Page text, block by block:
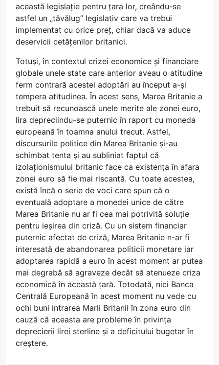
această legislație pentru țara lor, creându-se
astfel un „tăvălug” legislativ care va trebui
implementat cu orice preț, chiar dacă va aduce
deservicii cetățenilor britanici.
Totuși, în contextul crizei economice și financiare
globale unele state care anterior aveau o atitudine
ferm contrară acestei adoptări au început a-și
tempera atitudinea. În acest sens, Marea Britanie a
trebuit să recunoască unele merite ale zonei euro,
lira depreciindu-se puternic în raport cu moneda
europeană în toamna anului trecut. Astfel,
discursurile politice din Marea Britanie și-au
schimbat tenta și au subliniat faptul că
izolaționismului britanic face ca existența în afara
zonei euro să fie mai riscantă. Cu toate acestea,
există încă o serie de voci care spun că o
eventuală adoptare a monedei unice de către
Marea Britanie nu ar fi cea mai potrivită soluție
pentru ieșirea din criză. Cu un sistem financiar
puternic afectat de criză, Marea Britanie n-ar fi
interesată de abandonarea politicii monetare iar
adoptarea rapidă a euro în acest moment ar putea
mai degrabă să agraveze decât să atenueze criza
economică în această țară. Totodată, nici Banca
Centrală Europeană în acest moment nu vede cu
ochi buni intrarea Marii Britanii în zona euro din
cauză că aceasta are probleme în privința
deprecierii lirei sterline și a deficitului bugetar în
creștere.